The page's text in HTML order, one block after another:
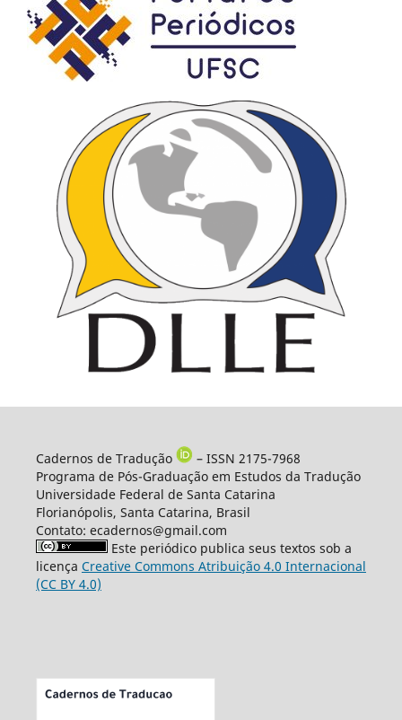
Cadernos de Tradução
– ISSN 2175-7968
Programa de Pós-Graduação em Estudos da Tradução
Universidade Federal de Santa Catarina
Florianópolis, Santa Catarina, Brasil
Contato: ecadernos@gmail.com
Este periódico publica seus textos sob a
licença Creative Commons Atribuição 4.0 Internacional
(CC BY 4.0)